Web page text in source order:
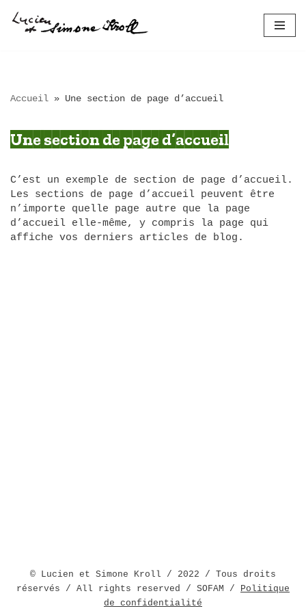
Aller
Accueil » Une section de page d’accueil
Une section de page d’accueil
C’est un exemple de section de page d’accueil.
Les sections de page d’accueil peuvent être
n’importe quelle page autre que la page
d’accueil elle-même, y compris la page qui
affiche vos derniers articles de blog.
© Lucien et Simone Kroll / 2022 / Tous droits
réservés / All rights reserved / SOFAM / Politique
de confidentialité